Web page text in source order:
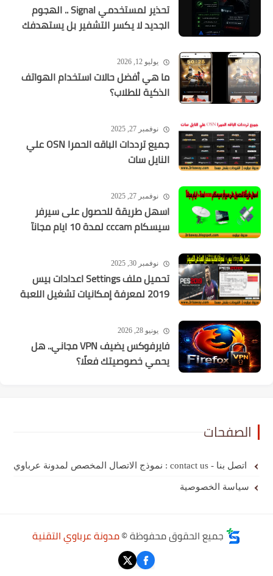
تحذير لمستخدمي Signal .. الهجوم
الجديد لا يكسر التشفير بل يستهدفك
يوليو 12, 2026
ما هي أفضل حالات استخدام الهواتف
الذكية للطلاب؟
نوفمبر 27, 2025
جميع ترددات الباقه الحمرا OSN علي
النايل سات
نوفمبر 27, 2025
اسهل طريقة للحصول على سيرفر
سيسكام cccam لمدة 10 ايام مجانآ
نوفمبر 30, 2025
تحميل ملف Settings اعدادات بيس
2019 لمعرفة إمكانيات تشغيل اللعبة
يونيو 28, 2026
فايرفوكس يضيف VPN مجاني.. هل
يحمي خصوصيتك فعلًا؟
الصفحات
اتصل بنا - contact us : نموذج الاتصال المخصص لمدونة عرباوي
سياسة الخصوصية
جميع الحقوق محفوظة ©مدونة عرباوي التقنية